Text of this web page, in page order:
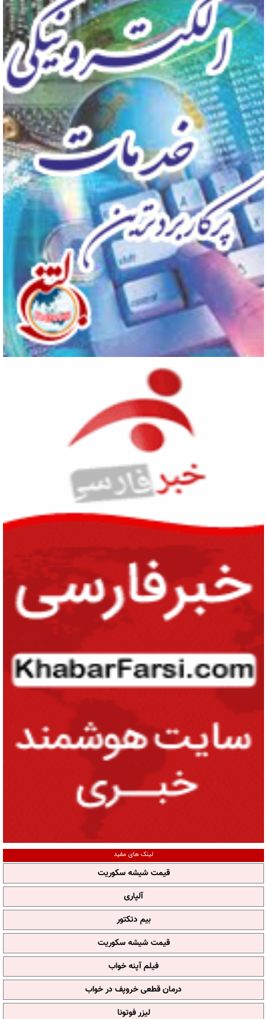
لینک های مفید
قیمت شیشه سکوریت
آلپاری
بیم دتکتور
قیمت شیشه سکوریت
فیلم آپنه خواب
درمان قطعی خروپف در خواب
لیزر فوتونا